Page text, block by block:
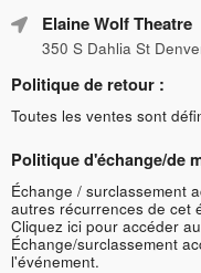
Elaine Wolf Theatre
350 S Dahlia St
Politique de retour :
Toutes les ventes sont
Politique d'échange/de
Échange / surclassement
autres récurrences de cet
Cliquez ici pour accéder
Échange/surclassement
l'événement.